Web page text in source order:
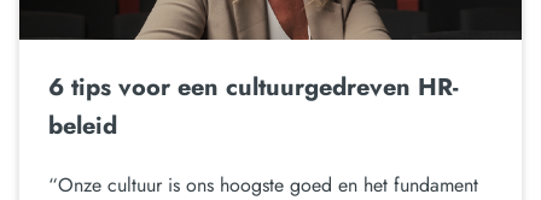
6 tips voor een cultuurgedreven HR-
beleid
“Onze cultuur is ons hoogste goed en het fundament